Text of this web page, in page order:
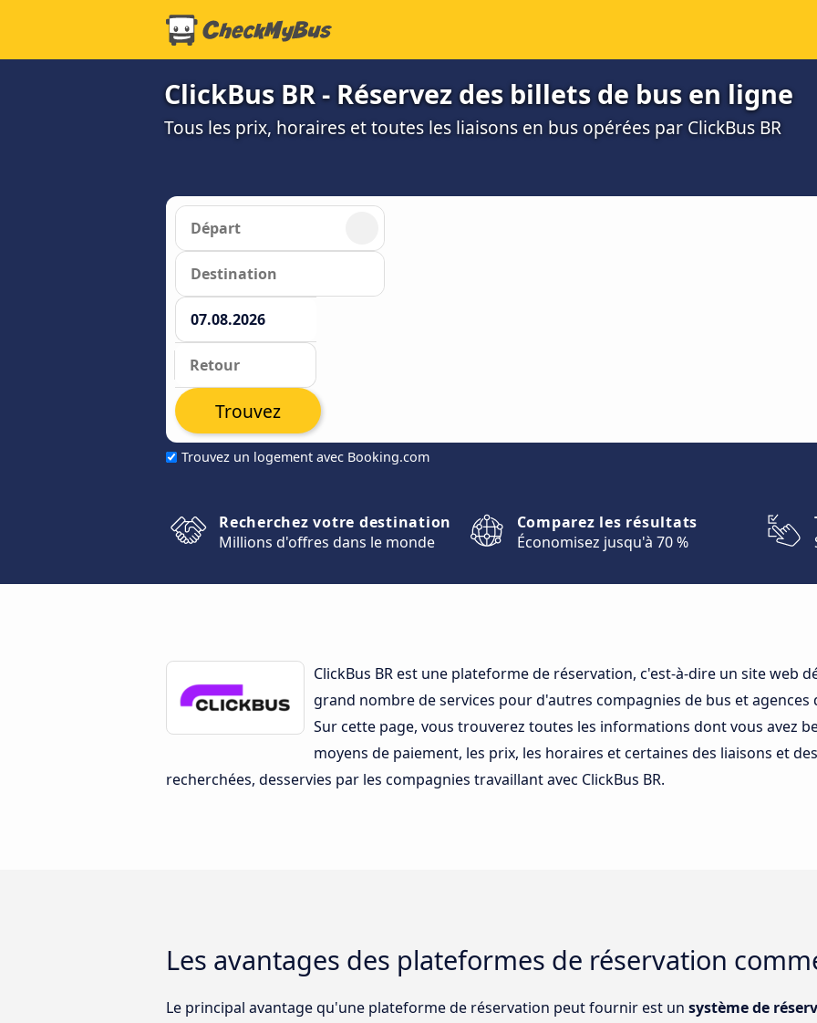
ClickBus BR - Réservez des billets de bus en ligne
Tous les prix, horaires et toutes les liaisons en bus opérées par ClickBus BR
Trouvez un logement avec Booking.com
Trouvez
Recherchez votre destination
Millions d'offres dans le monde
Comparez les résultats
Économisez jusqu'à 70 %
ClickBus BR est une plateforme de réservation, c'est-à-dire un site web
grand nombre de services pour d'autres compagnies de bus et agences
Sur cette page, vous trouverez toutes les informations dont vous avez
moyens de paiement, les prix, les horaires et certaines des liaisons et
recherchées, desservies par les compagnies travaillant avec ClickBus BR.
Les avantages des plateformes de réservation
Le principal avantage qu'une plateforme de réservation peut fournir est un système de